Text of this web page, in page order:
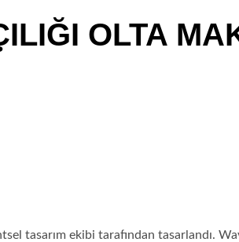
OLTA
tasarım ekibi tarafından tasarlandı.